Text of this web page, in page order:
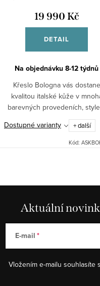
19 990 Kč
DETAIL
Na objednávku 8-12 týdnů
Křeslo Bologna vás dostane
kvalitou italské kůže v
barevných provedeních,
prošití dvojitým švem, ale
především svým pohodlím. Za
tuto cenu a v této kvalitě
Dostupné varianty + další
Kód:
Aktuální
E-mail
Vložením e-mailu souhlasíte s